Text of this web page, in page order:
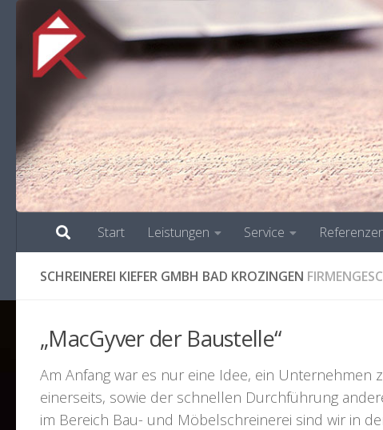
Start Leistungen Service
SCHREINEREI KIEFER GMBH BAD KROZINGEN
„MacGyver der Baustelle“
Am Anfang war es nur eine Idee, ein
einerseits, sowie der schnellen Durchführung
im Bereich Bau- und Möbelschreinerei sind wir in